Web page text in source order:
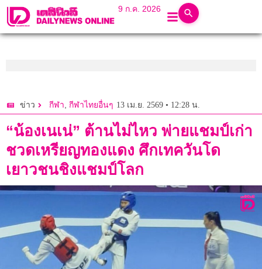
9 ก.ค. 2026
ข่าว กีฬา, กีฬาไทยอื่นๆ 13 เม.ย. 2569 • 12:28 น.
“น้องเนเน่” ต้านไม่ไหว พ่ายแชมป์เก่า
ชวดเหรียญทองแดง ศึกเทควันโด
เยาวชนชิงแชมป์โลก